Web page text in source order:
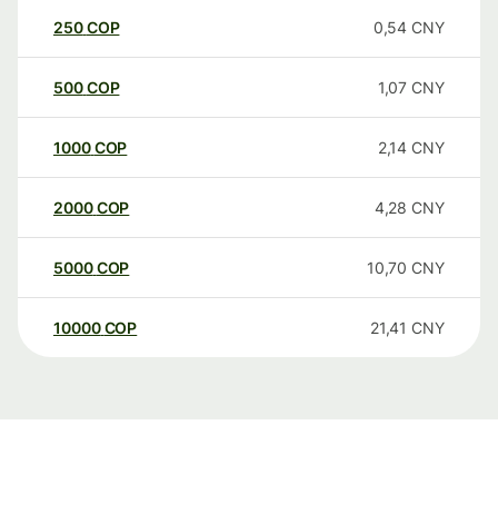
250COP 0,54 CNY
500COP 1,07 CNY
1000COP 2,14 CNY
2000COP 4,28 CNY
5000COP 10,70 CNY
10000 COP 21,41 CNY